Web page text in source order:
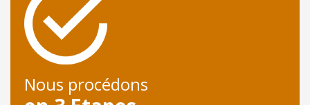
Nous procédons